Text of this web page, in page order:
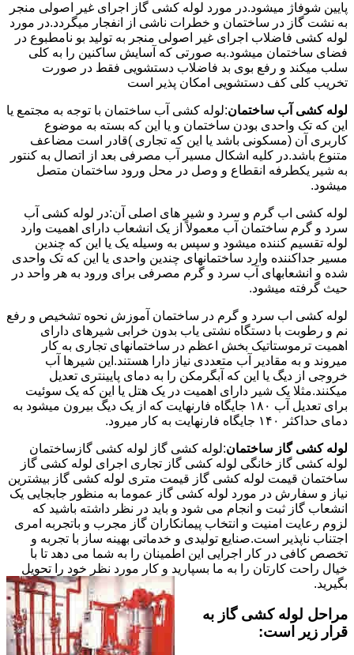
پایین شوفاژ میشود.در مورد لوله کشی گاز اجرای غیر اصولی منجر
به نشت گاز در ساختمان و خطرات ناشی از انفجار میگردد.در مورد
لوله کشی فاضلاب اجرای غیر اصولی منجر به تولید بو نامطبوع در
فضای ساختمان میشود.به صورتی که آسایش ساکنین را به کلی
سلب میکند و رفع بوی بد فاضلاب دستشویی فقط در صورت
تخریب کلی کف دستشویی امکان پذیر است
لوله کشی آب ساختمان:لوله کشی آب ساختمان با توجه به مجتمع یا
این که تک واحدی بودن ساختمان و یا این که بسته به موضوع
کاربری آن (مسکونی باشد یا این که تجاری )قادر است مضاعف
متنوع باشد.در کلیه اشکال مسیر آب مصرفی بعد از اتصال به کنتور
به شیر یکطرفه انقطاع و وصل در محل ورود ساختمان متصل
میشود.
لوله کشی اب گرم و سرد و شیر های اصلی آن:در لوله کشی آب
سرد و گرم ساختمان آب معمولاً از یک انشعاب دارای اهمیت وارد
لوله تقسیم کننده میشود و سپس به وسیله یک یا این که چندین
مسیر جداکننده وارد ساختمانهای چندین واحدی یا این که تک واحدی
شده و انشعابهای آب سرد و گرم مصرفی برای ورود به هر واحد در
حیث گرفته میشود.
لوله کشی اب سرد و گرم در ساختمان آموزش نحوه تشخیص و رفع
نم و رطوبت با دستگاه نشتی یاب بدون خرابی شیرهای دارای
اهمیت ترموستاتیک بخش اعظم در ساختمانهای تجاری به کار
میروند و به مقادیر آب متعددی نیاز دارا هستند.این شیرها آب
خروجی از دیگ یا این که آبگرمکن را به دمای پایینتری تعدیل
میکنند.مثلا یک شیر دارای اهمیت در یک هتل یا این که یک سوئیت
برای تعدیل آب ۱۸۰ جایگاه فارنهایت که از یک دیگ بیرون میشود به
دمای حداکثر ۱۴۰ جایگاه فارنهایت به کار میرود.
لوله کشی گاز ساختمان:لوله کشی گاز لوله کشی گازساختمان
لوله کشی گاز خانگی لوله کشی گاز تجاری اجرای لوله کشی گاز
ساختمان قیمت لوله کشی گاز قیمت متری لوله کشی گاز بیشترین
نیاز و سفارش در مورد لوله کشی گاز عموما به منظور جابجایی یک
انشعاب گاز ثبت و انجام می شود و باید در نظر داشته باشید که
لزوم رعایت امنیت و انتخاب پیمانکاران گاز مجرب و باتجربه امری
اجتناب ناپذیر است.صنایع تولیدی و خدماتی بهینه ساز با تجربه و
تخصص کافی در کار اجرایی این اطمینان را به شما می دهد تا با
خیال راحت کارتان را به ما بسپارید و کار مورد نظر خود را تحویل
بگیرید.
مراحل لوله کشی گاز به
قرار زیر است: